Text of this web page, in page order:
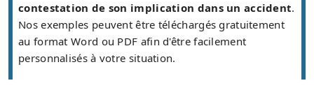
contestation de son implication dans un accident.
Nos exemples peuvent être téléchargés gratuitement
au format Word ou PDF afin d'être facilement
personnalisés à votre situation.